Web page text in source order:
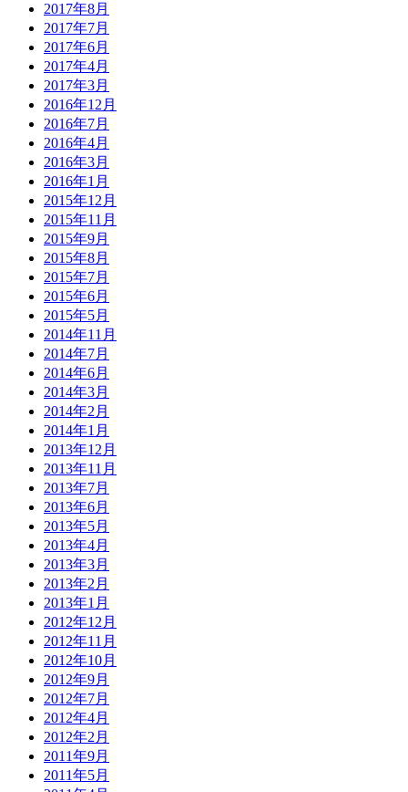
2017年8月
2017年7月
2017年6月
2017年4月
2017年3月
2016年12月
2016年7月
2016年4月
2016年3月
2016年1月
2015年12月
2015年11月
2015年9月
2015年8月
2015年7月
2015年6月
2015年5月
2014年11月
2014年7月
2014年6月
2014年3月
2014年2月
2014年1月
2013年12月
2013年11月
2013年7月
2013年6月
2013年5月
2013年4月
2013年3月
2013年2月
2013年1月
2012年12月
2012年11月
2012年10月
2012年9月
2012年7月
2012年4月
2012年2月
2011年9月
2011年5月